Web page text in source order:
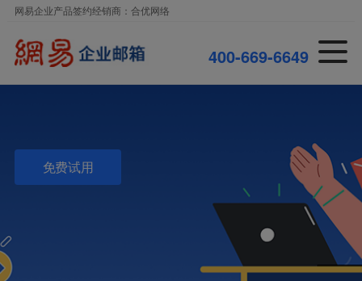
网易企业产品签约经销商：合优网络
4
4 00-669-6649
免费试用